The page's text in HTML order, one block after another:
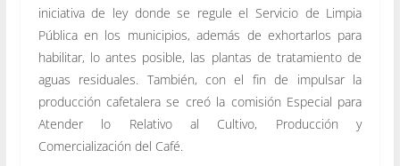
iniciativa de ley donde se regule el Servicio de Limpia
Pública en los municipios, además de exhortarlos para
habilitar, lo antes posible, las plantas de tratamiento de
aguas residuales. También, con el fin de impulsar la
producción cafetalera se creó la comisión Especial para
Atender lo Relativo al Cultivo, Producción y
Comercialización del Café.